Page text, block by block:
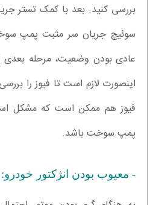
بررسی کنید. بعد با کمک تستر
سوئیچ جریان سر مثبت پمپ
عادی بودن وضعیت، مرحله بعدی
اینصورت لازم است تا فیوز را
فیوز هم ممکن است که مشکل
پمپ سوخت باشد.
- معیوب بودن انژکتور خودرو: